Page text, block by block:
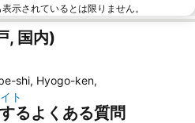
示されているとは限りません。
, 国内)
shi, Hyogo-ken,
ト
るよくある質問